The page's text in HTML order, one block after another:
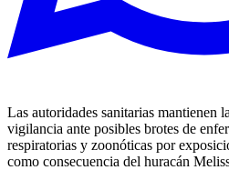
Las autoridades sanitarias mantienen
vigilancia ante posibles brotes de
respiratorias y zoonóticas por
como consecuencia del huracán